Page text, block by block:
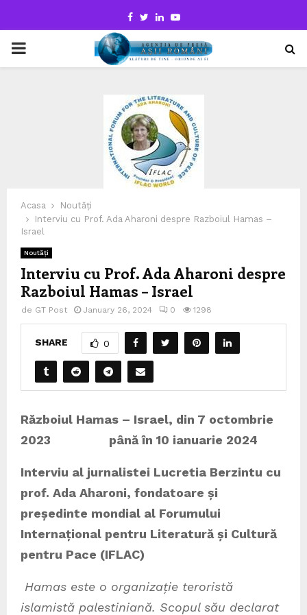
Facebook
TwitterLinkedinYoutube
PRIMARY
Acasa
Noutăți
Interviu cu Prof. Ada Aharoni despre Razboiul Hamas –
Israel
Noutăți
Interviu cu Prof. Ada Aharoni despre
Razboiul Hamas – Israel
de GT Post January 26, 2024 0 1298
SHARE 0
Războiul Hamas – Israel, din 7 octombrie
2023 până în 10 ianuarie 2024
Interviu al jurnalistei Lucretia Berzintu cu
prof. Ada Aharoni, fondatoare și
președinte mondial al Forumului
Internațional pentru Literatură și Cultură
pentru Pace (IFLAC)
Hamas este o organizație teroristă
islamistă palestiniană. Scopul său declarat